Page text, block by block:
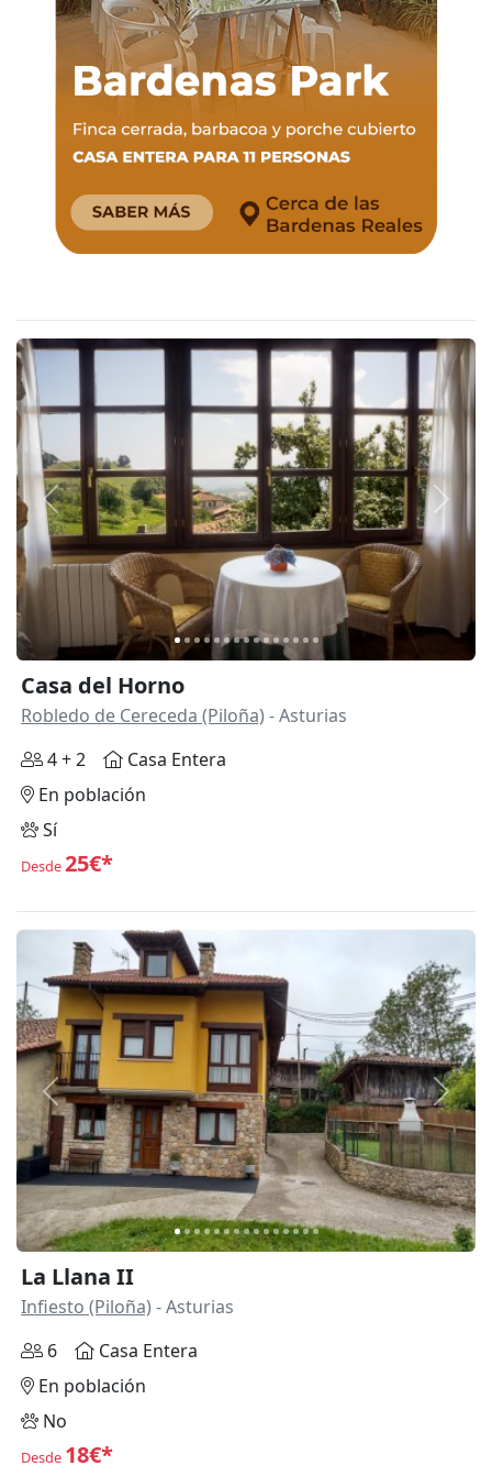
Anterior
Casa del Horno
Robledo de Cereceda (Piloña) - Asturias
4 + 2
Casa Entera
En población
Sí
Desde25€*
Anterior
La Llana II
Infiesto (Piloña) - Asturias
6
Casa Entera
En población
No
Desde 18€*